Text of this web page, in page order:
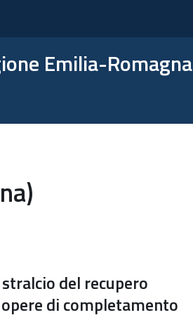
Emilia-Romagna
del recupero
di completamento